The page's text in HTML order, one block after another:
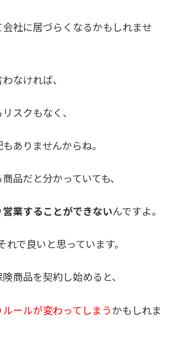
社に居づらくなるかもしれませ
なければ、
スクもなく、
ありませんからね。
品だと分かっていても、
業することができないんですよ。
れで良いと思っています。
商品を契約し始めると、
ールが変わってしまうかもしれま